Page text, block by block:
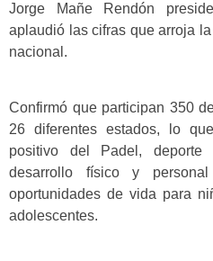
Jorge Mañe Rendón
aplaudió las cifras que arroja
nacional.
Confirmó que participan 350
26 diferentes estados, lo
positivo del Padel,
desarrollo físico y
oportunidades de vida para
adolescentes.